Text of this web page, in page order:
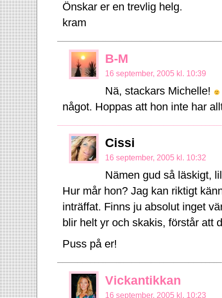
Önskar er en trevlig helg.
kram
B-M
16 september, 2005 kl. 10:39
Nä, stackars Michelle!
något. Hoppas att hon inte har
Cissi
16 september, 2005 kl. 10:32
Nämen gud så läskigt,
Hur mår hon? Jag kan riktigt
inträffat. Finns ju absolut inget
blir helt yr och skakis, förstår att
Puss på er!
Vickantikkan
16 september, 2005 kl. 10:23